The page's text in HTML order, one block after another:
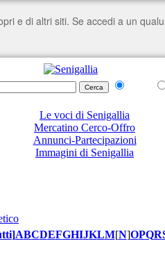
Le voci di Senigallia
Mercatino Cerco-Offro
Annunci-Partecipazioni
Immagini di Senigallia
]ABCDEFGHIJKLM[N]OPQR